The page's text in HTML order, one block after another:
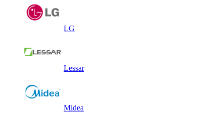
LG
Lessar
Midea